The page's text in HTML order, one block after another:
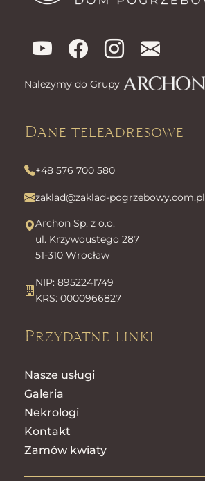
Należymy do Grupy
Dane teleadresowe
+48 576 700 580
zaklad@zaklad-pogrzebowy.com.pl
Archon Sp. z o.o.
ul. Krzywoustego 287
51-310 Wrocław
NIP: 8952241749
KRS: 0000966827
Przydatne linki
Nasze usługi
Galeria
Nekrologi
Kontakt
Zamów kwiaty